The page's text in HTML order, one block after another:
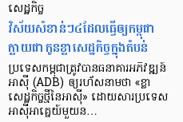
សេដ្ឋកិច្ច​
វិស័យ​សំខាន់ៗ​៤​ដែល​ធ្វើ​ឲ្យ​កម្ពុជា​
ក្លាយ​ជា​កូន​ខ្លា​សេដ្ឋកិច្ច​ក្នុង​តំបន់
ប្រទេស​កម្ពុជា​ត្រូវ​បាន​ធនាគារ​អភិវឌ្ឍន៍​
អាស៊ី (ADB) ឲ្យ​រហ័ស​នាមថា «ខ្លា​
សេដ្ឋកិច្ច​ថ្មី​នៃ​អាស៊ី» ដោយសារ​ប្រទេស​
អាស៊ី​អាគ្នេយ៍​មួយ​ន…